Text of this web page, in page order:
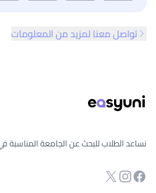
تواصل معنا لمزيد من المعلومات
نساعد الطلاب للبحث عن الجامعة المناسبة
صفحة الفيسبوك
انستجرام
Twitter